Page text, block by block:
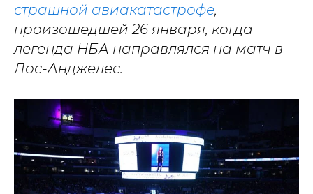
страшной авиакатастрофе,
произошедшей 26 января, когда
легенда НБА направлялся на матч в
Лос-Анджелес.